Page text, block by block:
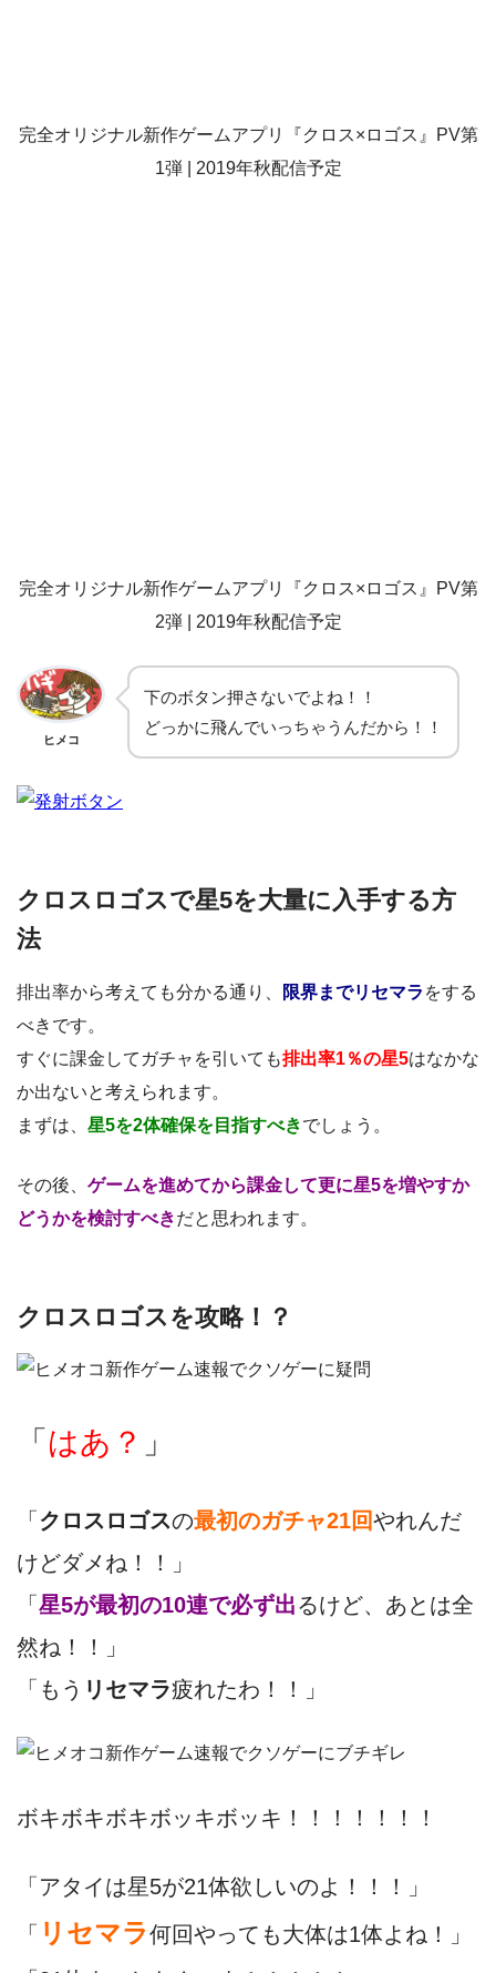
完全オリジナル新作ゲームアプリ『クロス×ロゴス』PV第
1弾 | 2019年秋配信予定
完全オリジナル新作ゲームアプリ『クロス×ロゴス』PV第
2弾 | 2019年秋配信予定
ヒメコ
下のボタン押さないでよね！！
どっかに飛んでいっちゃうんだから！！
クロスロゴスで星5を大量に入手する方
法
排出率から考えても分かる通り、 限界までリセマラ をする
べきです。
すぐに課金してガチャを引いても排出率1％の星5はなかな
か出ないと考えられます。
まずは、 星5を2体確保を目指すべきでしょう。
その後、 ゲームを進めてから課金して更に星5を増やすか
どうかを検討すべきだと思われます。
クロスロゴスを攻略！？
「 はあ？ 」
「 クロスロゴスの最初のガチャ21回やれんだ
けどダメね！！」
「 星5が最初の10連で必ず出るけど、あとは全
然ね！！」
「もう リセマラ疲れたわ！！」
ボキボキボキボッキボッキ！！！！！！！
「アタイは星5が21体欲しいのよ！！！」
「 リセマラ何回やっても大体は1体よね！」